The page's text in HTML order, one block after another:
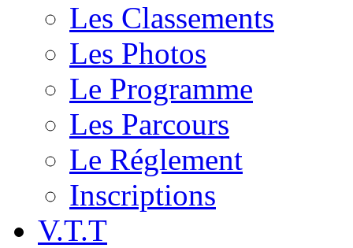
Les Classements
Les Photos
Le Programme
Les Parcours
Le Réglement
Inscriptions
V.T.T